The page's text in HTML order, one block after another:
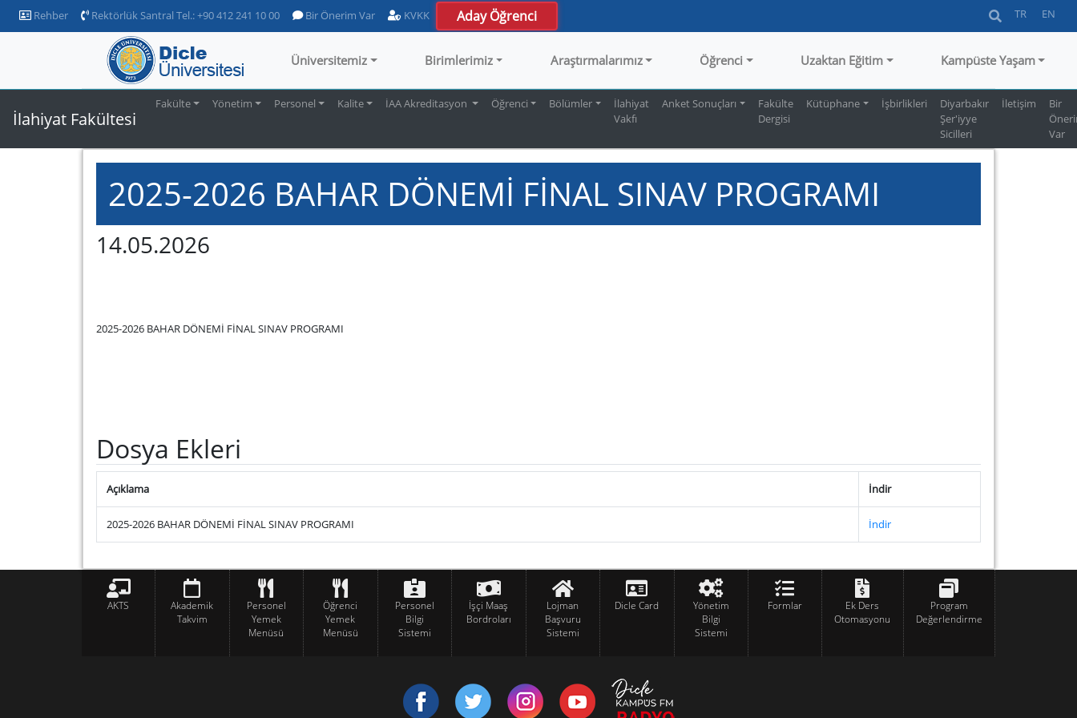
Rehber Rektörlük Santral Tel.: +90 412 241 10 00 Bir Önerim Var KVKK Aday Öğrenci TR EN
Üniversitemiz Birimlerimiz Araştırmalarımız Öğrenci Uzaktan Eğitim Kampüste Yaşam
İlahiyat Fakültesi
Fakülte Yönetim Personel Kalite İAA Akreditasyon Öğrenci Bölümler
İlahiyat
Vakfı
Anket Sonuçları
Fakülte
Dergisi
Kütüphane İşbirlikleri
Diyarbakır
Şer'iyye
Sicilleri
İletişim
Bir
Var
2025-2026 BAHAR DÖNEMİ FİNAL SINAV PROGRAMI
14.05.2026
2025-2026 BAHAR DÖNEMİ FİNAL SINAV PROGRAMI
Dosya Ekleri
Açıklama İndir
2025-2026 BAHAR DÖNEMİ FİNAL SINAV PROGRAMI İndir
AKTS
Akademik
Takvim
Personel
Yemek
Menüsü
Öğrenci
Yemek
Menüsü
Personel
Bilgi
Sistemi
İşçi Maaş
Bordroları
Lojman
Başvuru
Sistemi
Dicle Card
Yönetim
Bilgi
Sistemi
Formlar
Ek Ders
Otomasyonu
Program
Değerlendirme